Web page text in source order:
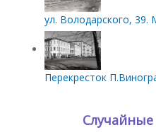
ул. Володарского, 39.
Перекресток